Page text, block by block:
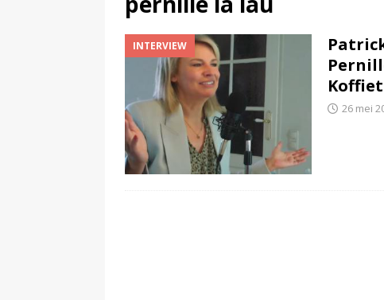
INTERVIEW
26 mei